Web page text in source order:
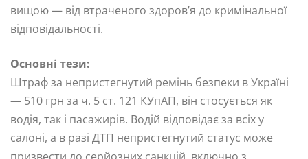
вищою — від втраченого здоров’я до кримінальної
відповідальності.
Основні тези:
Штраф за непристегнутий ремінь безпеки в Україні
— 510 грн за ч. 5 ст. 121 КУпАП, він стосується як
водія, так і пасажирів. Водій відповідає за всіх у
салоні, а в разі ДТП непристегнутий статус може